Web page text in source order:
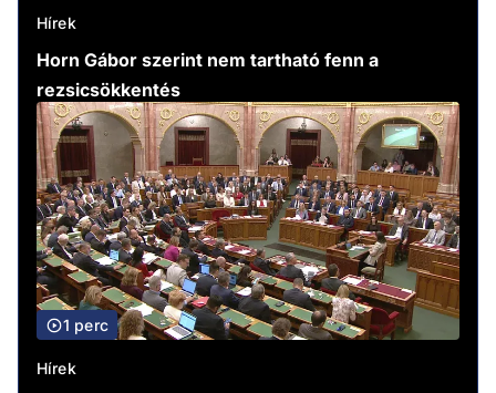
Hírek
Horn Gábor szerint nem tartható fenn a
rezsicsökkentés
1 perc
Hírek